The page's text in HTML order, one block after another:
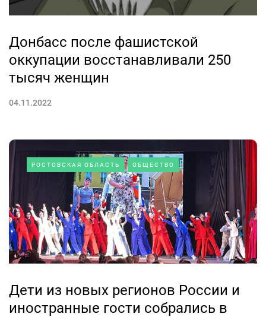
Донбасс после фашистской
оккупации восстанавливали 250
тысяч женщин
04.11.2022
РОСТОВСКАЯ ОБЛАСТЬ ОБЩЕСТВО
Дети из новых регионов России и
иностранные гости собрались в